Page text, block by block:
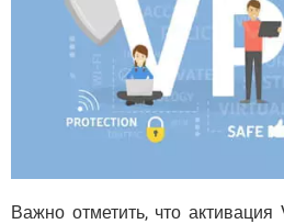
Важно отметить, что